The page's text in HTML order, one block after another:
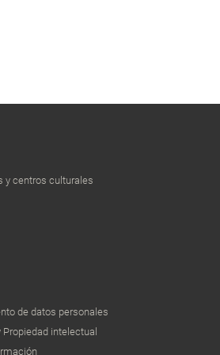
y centros culturales
de datos personales
intelectual